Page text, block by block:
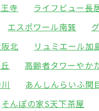
寺 ライフビュー長
エスポワール南巽
北 リュミエール加
高齢者タワーやか
あんしんらいふ関
そんぽの家S天下茶屋